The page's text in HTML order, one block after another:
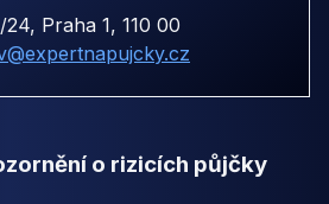
Praha 1, 110 00
o rizicích půjčky